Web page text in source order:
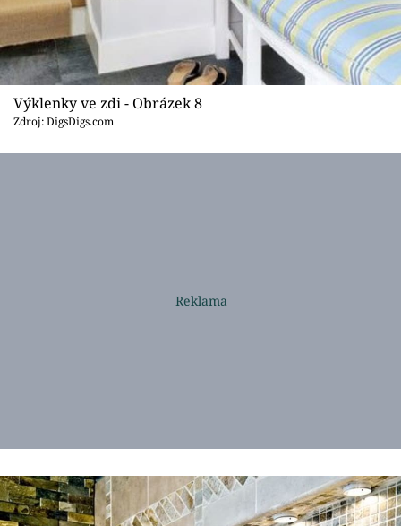
Výklenky ve zdi - Obrázek 8
Zdroj: DigsDigs.com